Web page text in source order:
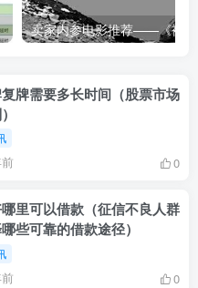
牌需要多长时间（股票市场
0
里可以借款（征信不良人群
些可靠的借款途径）
0